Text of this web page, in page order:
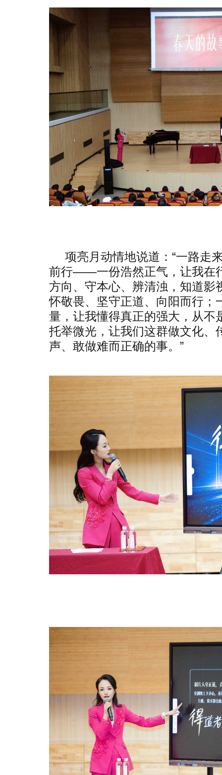
项亮月动情地说道：“一路走
前行——一份浩然正气，让我在
方向、守本心、辨清浊，知道影
怀敬畏、坚守正道、向阳而行；
量，让我懂得真正的强大，从不
托举微光，让我们这群做文化、
声、敢做难而正确的事。”